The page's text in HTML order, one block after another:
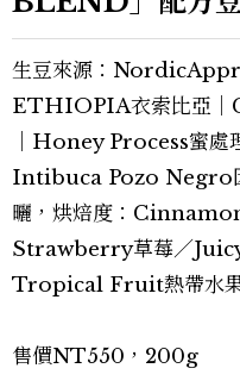
生豆來源：
ETHIOPIA衣索比亞｜
｜Honey Process蜜處
Intibuca Pozo Negro
曬，烘焙度：
Strawberry草莓／
Tropical Fruit熱帶水
售價NT550，200g